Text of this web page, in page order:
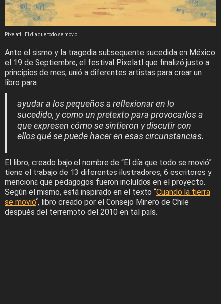
Pixelatl . El dia que todo se movio
Ante el sismo y la tragedia subsequente sucedida en México
el 19 de Septiembre, el festival Pixelatl que finalizó justo a
principios de mes, unió a diferentes artistas para crear un
libro para
ayudar a los pequeños a reflexionar en lo
sucedido, y como un pretexto para provocarlos a
que expresen cómo se sintieron y discutir con
ellos qué se puede hacer en esas circunstancias.
El libro, creado bajo el nombre de “El día que todo se movió”
tiene el trabajo de 13 diferentes ilustradores, 6 escritores y
menciona que pedagogos fueron incluídos en el proyecto.
Según el mismo, está inspirado en el texto “Cuando la tierra
se movió“, libro creado por el Consejo Minero de Chile
después del terremoto del 2010 en tal país.